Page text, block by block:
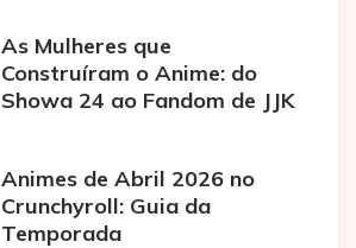
As Mulheres que
Construíram o Anime: do
Showa 24 ao Fandom de JJK
Animes de Abril 2026 no
Crunchyroll: Guia da
Temporada